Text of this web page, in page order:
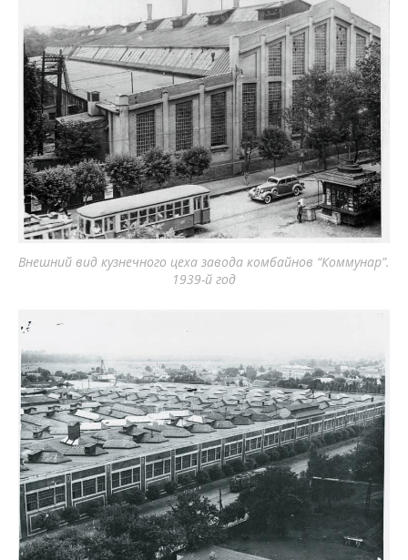
Внешний вид кузнечного цеха завода комбайнов “Коммунар”.
1939-й год